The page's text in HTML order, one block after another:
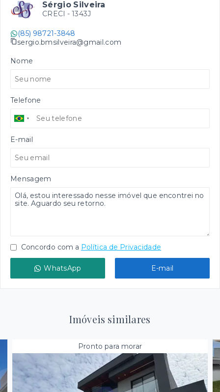
Sérgio Silveira
CRECI - 1343J
(85) 98721-3848
sergio.bmsilveira@gmail.com
Nome
Telefone
E-mail
Mensagem
Concordo com a Política de Privacidade
WhatsApp E-mail
Imóveis similares
Pronto para morar